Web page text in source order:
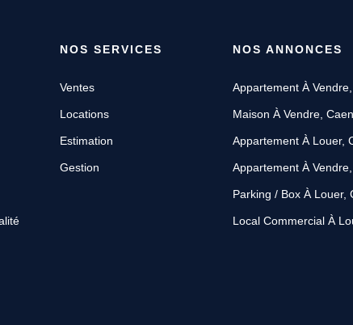
NOS SERVICES
Ventes
Locations
Estimation
Gestion
NOS ANNONCES
Appartement À
Maison À Vendre, Caen
Appartement À Louer,
Appartement À
Parking / Box À Louer,
Local Commercial À